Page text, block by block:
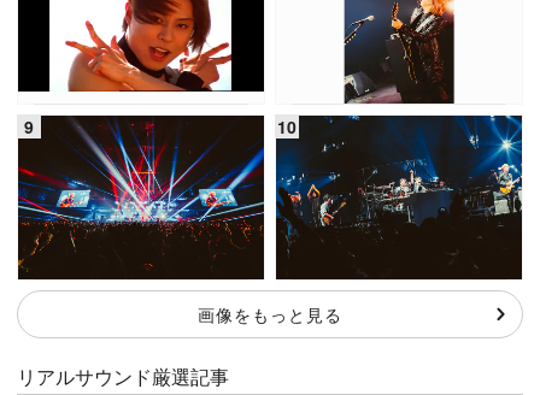
画像をもっと見る
リアルサウンド厳選記事